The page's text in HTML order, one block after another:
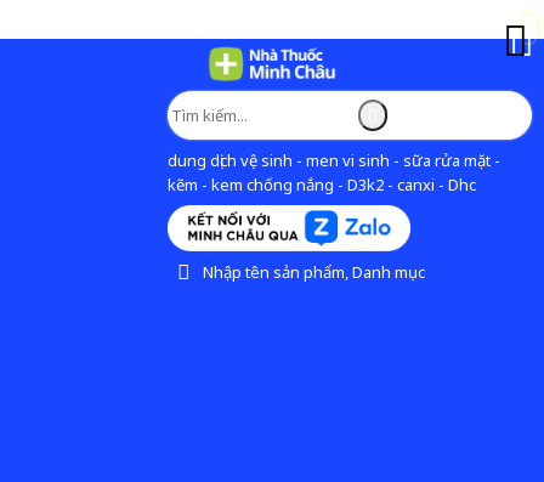
dung dịch vệ sinh - men vi sinh - sữa rửa mặt -
kẽm - kem chống nắng - D3k2 - canxi - Dhc
Nhập tên sản phẩm, Danh mục